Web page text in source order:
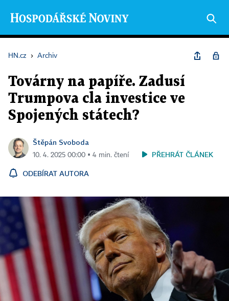
HN.cz › Archiv
Továrny na papíře. Zadusí
Trumpova cla investice ve
Spojených státech?
Štěpán Svoboda
10. 4. 2025 00:00 ▪ 4 min. čtení PŘEHRÁT ČLÁNEK
ODEBÍRAT AUTORA